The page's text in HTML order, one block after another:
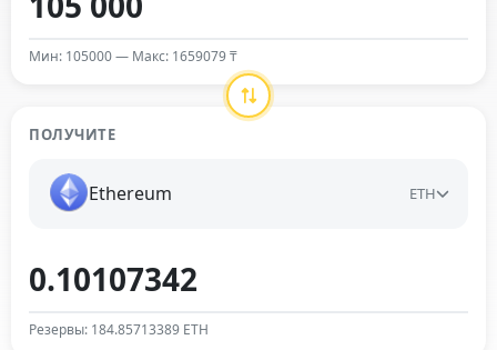
Мин: 105000 — Макс: 1659079 ₸
ПОЛУЧИТЕ
Ethereum ETH
Резервы: 184.85713389 ETH